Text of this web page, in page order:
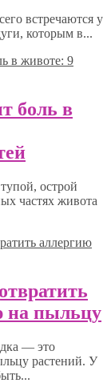
встречаются у
которым в...
боль в
острой
частях живота
на пыльцу
— это
растений. У